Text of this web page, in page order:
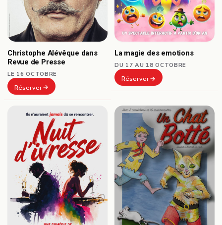
Christophe Alévêque dans
Revue de Presse
LE 16 OCTOBRE
Réserver
La magie des emotions
DU 17 AU 18 OCTOBRE
Réserver